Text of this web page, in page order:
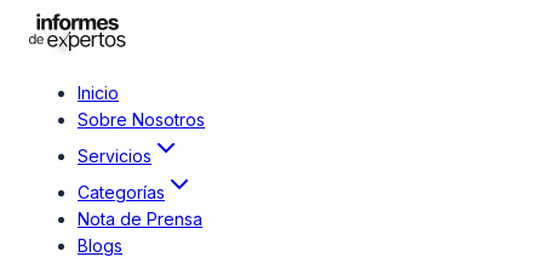
Inicio
Sobre Nosotros
Servicios
Categorías
Nota de Prensa
Blogs